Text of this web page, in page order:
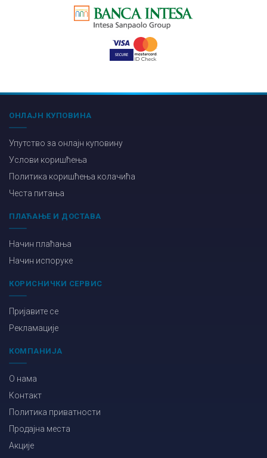
ОНЛАЈН КУПОВИНА
Упутство за онлајн куповину
Услови коришћења
Политика коришћења колачића
Честа питања
ПЛАЋАЊЕ И ДОСТАВА
Начин плаћања
Начин испоруке
КОРИСНИЧКИ СЕРВИС
Пријавите се
Рекламације
КОМПАНИЈА
О нама
Контакт
Политика приватности
Продајна места
Акције